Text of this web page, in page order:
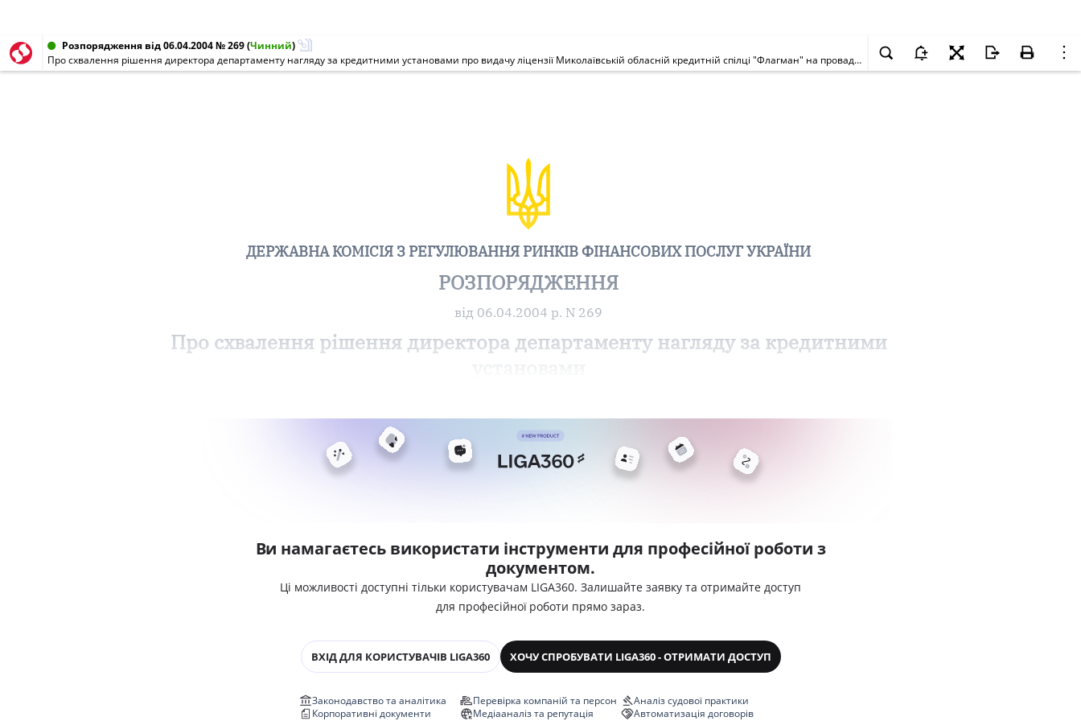
Розпорядження від 06.04.2004 № 269(Чинний)
Про схвалення рішення директора департаменту нагляду за кредитними установами про видачу ліцензії Миколаївській обласній кредитній спілці "Флагман" на провадження діяльності по залученню внесків (вкладів) членів кредитної спілки на депозитні рахунки
ДЕРЖАВНА КОМІСІЯ З РЕГУЛЮВАННЯ РИНКІВ ФІНАНСОВИХ ПОСЛУГ УКРАЇНИ
РОЗПОРЯДЖЕННЯ
від 06.04.2004 р. N 269
Про схвалення рішення директора департаменту нагляду за кредитними
Ви намагаєтесь використати інструменти для професійної роботи з
документом.
Ці можливості доступні тільки користувачам LIGA360. Залишайте заявку та отримайте доступ
для професійної роботи прямо зараз.
ВХІД ДЛЯ КОРИСТУВАЧІВ LIGA360 ХОЧУ СПРОБУВАТИ LIGA360 - ОТРИМАТИ ДОСТУП
Законодавство та аналітика
Корпоративні документи
Перевірка компаній та персон
Медіааналіз та репутація
Аналіз судової практики
Автоматизація договорів